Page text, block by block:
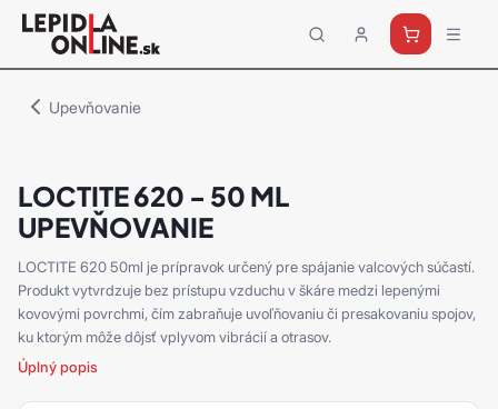
Priemyselné
lepidlá
Upevňovanie
LOCTITE 620 - 50 ML
UPEVŇOVANIE
LOCTITE 620 50ml je prípravok určený pre spájanie valcových súčastí.
Produkt vytvrdzuje bez prístupu vzduchu v škáre medzi lepenými
kovovými povrchmi, čím zabraňuje uvoľňovaniu či presakovaniu spojov,
ku ktorým môže dôjsť vplyvom vibrácií a otrasov.
Úplný popis